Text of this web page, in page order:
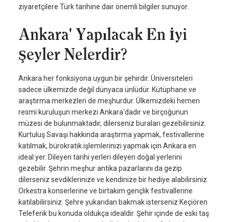
ziyaretçilere Türk tarihine dair önemli bilgiler sunuyor.
Ankara' Yapılacak En İyi
Şeyler Nelerdir?
Ankara her fonksiyona uygun bir şehirdir. Üniversiteleri
sadece ülkemizde değil dünyaca ünlüdür. Kütüphane ve
araştırma merkezleri de meşhurdur. Ülkemizdeki hemen
resmi kuruluşun merkezi Ankara'dadır ve birçoğunun
müzesi de bulunmaktadır, dilerseniz buraları gezebilirsiniz.
Kurtuluş Savaşı hakkında araştırma yapmak, festivallerine
katılmak, bürokratik işlemlerinizi yapmak için Ankara en
ideal yer. Dileyen tarihi yerleri dileyen doğal yerlerini
gezebilir. Şehrin meşhur antika pazarlarını da gezip
dilerseniz sevdiklerinize ve kendinize bir hediye alabilirsiniz.
Orkestra konserlerine ve birtakım gençlik festivallerine
katılabilirsiniz. Şehre yukarıdan bakmak isterseniz Keçiören
Teleferik bu konuda oldukça idealdir. Şehir içinde de eski taş